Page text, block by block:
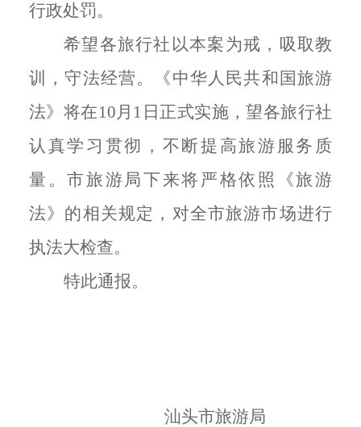
行政处罚。
希望各旅行社以本案为戒， 吸取教
训，守法经营。
《中华人民共和国旅游
法》将在10月1日正式实施，望各旅行社
认真学习贯彻，不断提高旅游服务质
量。市旅游局下来将严格依照《旅游
法》的相关规定，对全市旅游市场进行
执法大检查。
特此通报。
汕头市旅游局